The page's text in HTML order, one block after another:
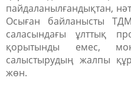
пайдаланылғандықтан,
Осыған байланысты
саласындағы ұлттық
қорытынды емес,
салыстырудың жалпы
жөн.